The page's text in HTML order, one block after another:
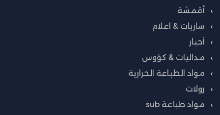
أقمشة
ساريات & اعلام
أحبار
مداليات & كؤوس
مواد الطباعة الحرارية
رولات
مواد طباعة sub